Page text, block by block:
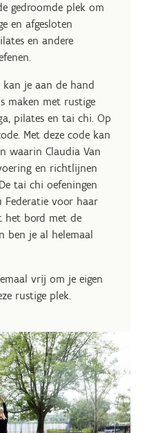
gedroomde plek om
en afgesloten
en andere
je aan de hand
maken met rustige
pilates en tai chi. Op
Met deze code kan
waarin Claudia Van
en richtlijnen
tai chi oefeningen
Federatie voor haar
het bord met de
ben je al helemaal
vrij om je eigen
rustige plek.